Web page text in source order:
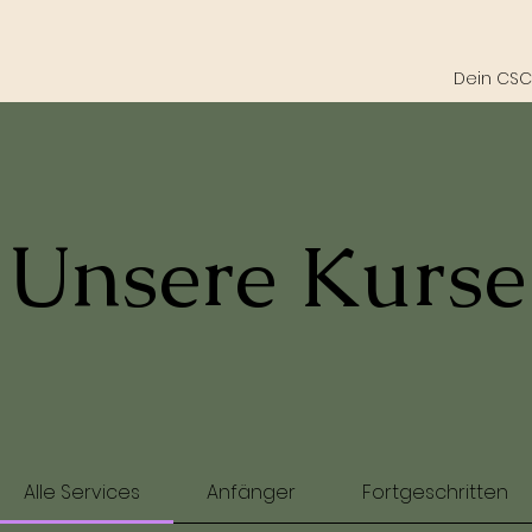
Dein CSC
Unsere Kurse
Alle Services Anfänger Fortgeschritten